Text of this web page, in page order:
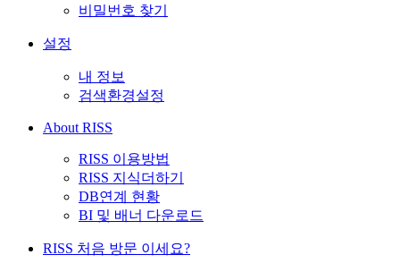
비밀번호 찾기
설정
내 정보
검색환경설정
About RISS
RISS 이용방법
RISS 지식더하기
DB연계 현황
BI 및 배너 다운로드
RISS 처음 방문 이세요?